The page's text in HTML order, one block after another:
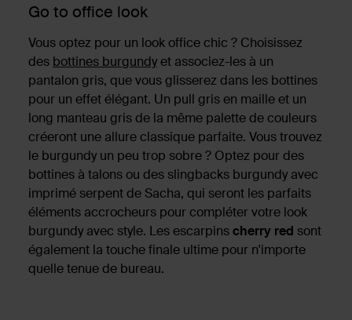
Go to office look
Vous optez pour un look office chic ? Choisissez
des bottines burgundyet associez-les à un
pantalon gris, que vous glisserez dans les bottines
pour un effet élégant. Un pull gris en maille et un
long manteau gris de la même palette de couleurs
créeront une allure classique parfaite. Vous trouvez
le burgundy un peu trop sobre ? Optez pour des
bottines à talons ou des slingbacks burgundy avec
imprimé serpent de Sacha, qui seront les parfaits
éléments accrocheurs pour compléter votre look
burgundy avec style. Les escarpinscherry red sont
également la touche finale ultime pour n'importe
quelle tenue de bureau.